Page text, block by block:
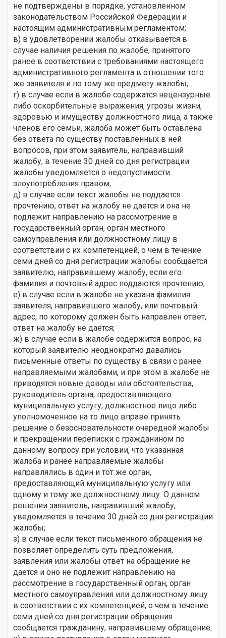
не подтверждены в порядке, установленном
законодательством Российской Федерации и
настоящим административным регламентом;
в) в удовлетворении жалобы отказывается в
случае наличия решения по жалобе, принятого
ранее в соответствии с требованиями настоящего
административного регламента в отношении того
же заявителя и по тому же предмету жалобы;
г) в случае если в жалобе содержатся нецензурные
либо оскорбительные выражения, угрозы жизни,
здоровью и имуществу должностного лица, а также
членов его семьи, жалоба может быть оставлена
без ответа по существу поставленных в ней
вопросов, при этом заявитель, направивший
жалобу, в течение 30 дней со дня регистрации
жалобы уведомляется о недопустимости
злоупотребления правом;
д) в случае если текст жалобы не поддается
прочтению, ответ на жалобу не дается и она не
подлежит направлению на рассмотрение в
государственный орган, орган местного
самоуправления или должностному лицу в
соответствии с их компетенцией, о чем в течение
семи дней со дня регистрации жалобы сообщается
заявителю, направившему жалобу, если его
фамилия и почтовый адрес поддаются прочтению;
е) в случае если в жалобе не указана фамилия
заявителя, направившего жалобу, или почтовый
адрес, по которому должен быть направлен ответ,
ответ на жалобу не дается;
ж) в случае если в жалобе содержится вопрос, на
который заявителю неоднократно давались
письменные ответы по существу в связи с ранее
направляемыми жалобами, и при этом в жалобе не
приводятся новые доводы или обстоятельства,
руководитель органа, предоставляющего
муниципальную услугу, должностное лицо либо
уполномоченное на то лицо вправе принять
решение о безосновательности очередной жалобы
и прекращении переписки с гражданином по
данному вопросу при условии, что указанная
жалоба и ранее направляемые жалобы
направлялись в один и тот же орган,
предоставляющий муниципальную услугу или
одному и тому же должностному лицу. О данном
решении заявитель, направивший жалобу,
уведомляется в течение 30 дней со дня регистрации
жалобы;
з) в случае если текст письменного обращения не
позволяет определить суть предложения,
заявления или жалобы ответ на обращение не
дается и оно не подлежит направлению на
рассмотрение в государственный орган, орган
местного самоуправления или должностному лицу
в соответствии с их компетенцией, о чем в течение
семи дней со дня регистрации обращения
сообщается гражданину, направившему обращение;